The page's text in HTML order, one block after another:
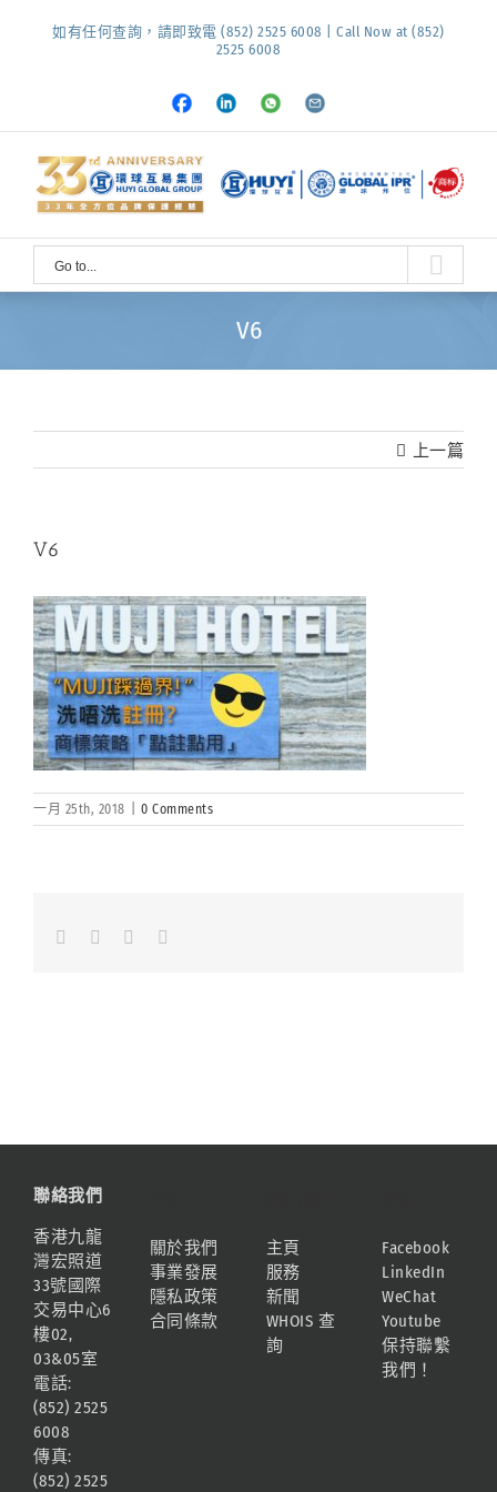
如有任何查詢，請即致電 (852) 2525 6008 | Call Now at (852)
2525 6008
Facebook
LinkedInWhatsapp
Email
Go to...
V6
上一篇
V6
一月 25th, 2018 0 Comments
FacebookLinkedInWhatsapp
聯絡我們
香港九龍
灣宏照道
33號國際
交易中心6
樓02,
03&05室
電話:
(852) 2525
6008
傳真:
(852) 2525
關於我們
事業發展
隱私政策
合同條款
主頁
服務
新聞
WHOIS 查
詢
Facebook
LinkedIn
WeChat
Youtube
保持聯繫
我們！